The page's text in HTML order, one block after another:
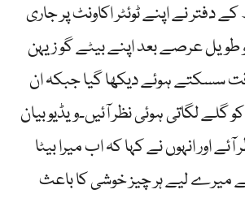
دفتر نے اپنے ٹوئٹر اکاونٹ پر جاری
عرصے بعد اپنے بیٹے گو زیہن
سسکتے ہوئے دیکھا گیا جبکہ ان
گلے لگاتی ہوئی نظر آئیں۔ویڈیو بیان
اور انہوں نے کہا کہ اب میرا بیٹا
میرے لیے ہر چیز خوشی کا باعث